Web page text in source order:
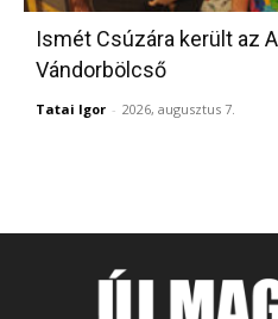
Ismét Csúzára került az
Vándorbölcső
Tatai Igor - 2026, augusztus 7.